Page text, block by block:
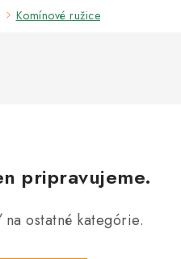
Komínové ružice
pripravujeme.
ostatné kategórie.